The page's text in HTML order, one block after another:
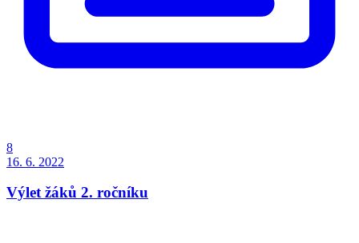
8
16. 6. 2022
Výlet žáků 2. ročníku